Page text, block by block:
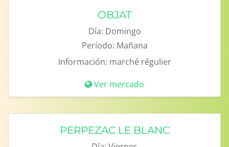
OBJAT
Día: Domingo
Período: Mañana
Información: marché régulier
Ver mercado
PERPEZAC LE BLANC